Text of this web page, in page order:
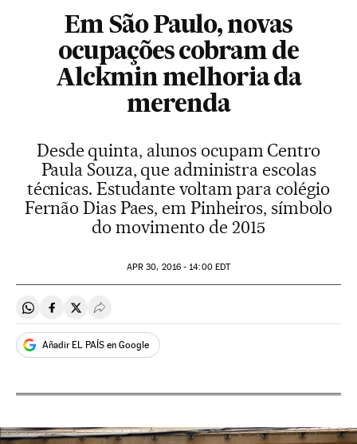
Em São Paulo, novas
ocupações cobram de
Alckmin melhoria da
merenda
Desde quinta, alunos ocupam Centro
Paula Souza, que administra escolas
técnicas. Estudante voltam para colégio
Fernão Dias Paes, em Pinheiros, símbolo
do movimento de 2015
APR 30, 2016 - 14:00EDT
Compartir en Whatsapp
Compartir en Facebook
Compartir en Twitter
Desplegar Redes Sociales
Añadir EL PAÍS en Google